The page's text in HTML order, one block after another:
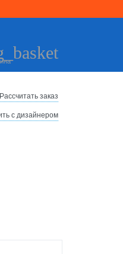
Рассчитать заказ
с дизайнером